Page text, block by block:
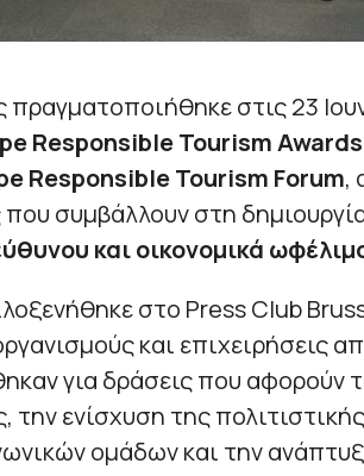
πραγματοποιήθηκε στις 23
Responsible Tourism
Responsible Tourism Forum,
συμβάλλουν στη
και οικονομικά
στο Press Club
και επιχειρήσεις
για δράσεις που αφορούν
την ενίσχυση της
ομάδων και την